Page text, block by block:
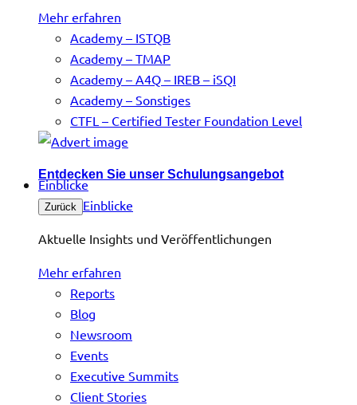
Mehr erfahren
Academy – ISTQB
Academy – TMAP
Academy – A4Q – IREB – iSQI
Academy – Sonstiges
CTFL – Certified Tester Foundation Level
Entdecken Sie unser Schulungsangebot
Einblicke
Zurück Einblicke
Aktuelle Insights und Veröffentlichungen
Mehr erfahren
Reports
Blog
Newsroom
Events
Executive Summits
Client Stories